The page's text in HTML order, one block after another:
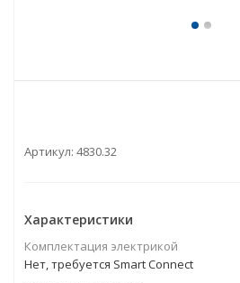
Артикул: 4830.32
Характеристики
Комплектация электрикой
Нет, требуется Smart Connect